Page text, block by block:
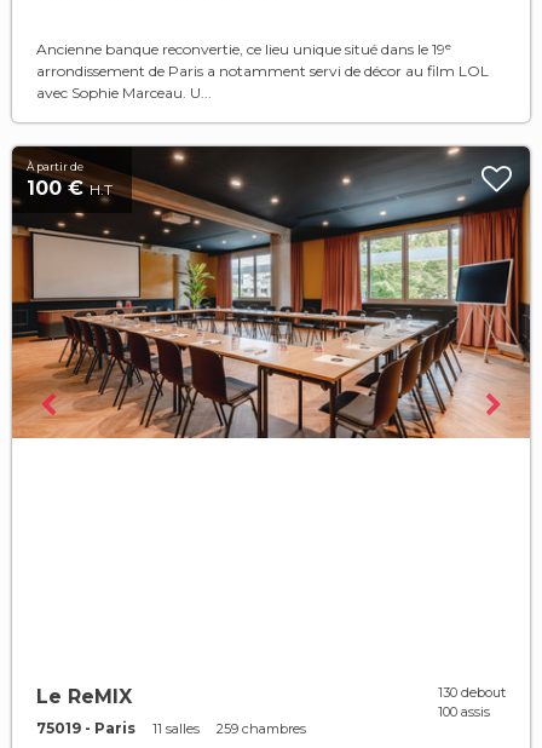
Ancienne banque reconvertie, ce lieu unique situé dans le 19ᵉ
arrondissement de Paris a notamment servi de décor au film LOL
avec Sophie Marceau. U...
À partir de
100 €H.T
Le ReMIX
75019 - Paris 11 salles 259 chambres
130 debout
100 assis